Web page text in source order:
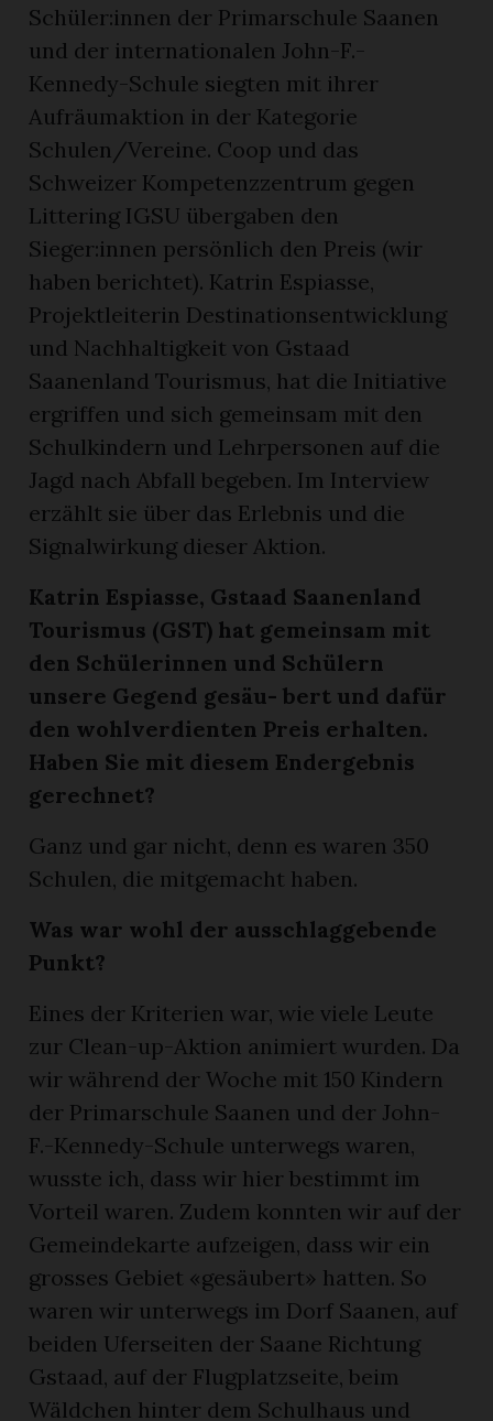
Schüler:innen der Primarschule Saanen
und der internationalen John-F.-
Kennedy-Schule siegten mit ihrer
Aufräumaktion in der Kategorie
Schulen/Vereine. Coop und das
Schweizer Kompetenzzentrum gegen
Littering IGSU übergaben den
Sieger:innen persönlich den Preis (wir
haben berichtet). Katrin Espiasse,
Projektleiterin Destinationsentwicklung
und Nachhaltigkeit von Gstaad
Saanenland Tourismus, hat die Initiative
ergriffen und sich gemeinsam mit den
Schulkindern und Lehrpersonen auf die
Jagd nach Abfall begeben. Im Interview
erzählt sie über das Erlebnis und die
Signalwirkung dieser Aktion.
Katrin Espiasse, Gstaad Saanenland
Tourismus (GST) hat gemeinsam mit
den Schülerinnen und Schülern
unsere Gegend gesäu- bert und dafür
den wohlverdienten Preis erhalten.
Haben Sie mit diesem Endergebnis
gerechnet?
Ganz und gar nicht, denn es waren 350
Schulen, die mitgemacht haben.
Was war wohl der ausschlaggebende
Punkt?
Eines der Kriterien war, wie viele Leute
zur Clean-up-Aktion animiert wurden. Da
wir während der Woche mit 150 Kindern
der Primarschule Saanen und der John-
F.-Kennedy-Schule unterwegs waren,
wusste ich, dass wir hier bestimmt im
Vorteil waren. Zudem konnten wir auf der
Gemeindekarte aufzeigen, dass wir ein
grosses Gebiet «gesäubert» hatten. So
waren wir unterwegs im Dorf Saanen, auf
beiden Uferseiten der Saane Richtung
Gstaad, auf der Flugplatzseite, beim
Wäldchen hinter dem Schulhaus und